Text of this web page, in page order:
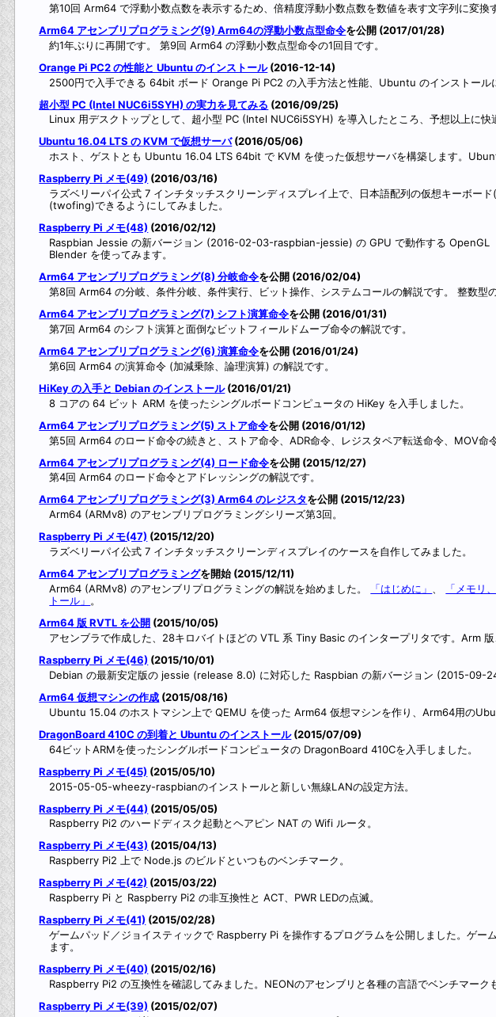
第10回 Arm64 で浮動小数点数を表示するため、倍精度浮動小数点数を数値を表す文字列に変換
Arm64 アセンブリプログラミング(9) Arm64の浮動小数点型命令を公開 (2017/01/28)
約1年ぶりに再開です。 第9回 Arm64 の浮動小数点型命令の1回目です。
Orange Pi PC2 の性能と Ubuntu のインストール(2016-12-14)
2500円で入手できる 64bit ボード Orange Pi PC2 の入手方法と性能、Ubuntu のインストール
超小型 PC (Intel NUC6i5SYH) の実力を見てみる (2016/09/25)
Linux 用デスクトップとして、超小型 PC (Intel NUC6i5SYH) を導入したところ、予想以上に快
Ubuntu 16.04 LTS の KVM で仮想サーバ(2016/05/06)
ホスト、ゲストとも Ubuntu 16.04 LTS 64bit で KVM を使った仮想サーバを構築します。
Raspberry Pi メモ(49) (2016/03/16)
ラズベリーパイ公式 7 インチタッチスクリーンディスプレイ上で、日本語配列の仮想キーボ
(twofing)できるようにしてみました。
Raspberry Pi メモ(48) (2016/02/12)
Raspbian Jessie の新バージョン (2016-02-03-raspbian-jessie) の GPU で動作する OpenGL
Blender を使ってみます。
Arm64 アセンブリプログラミング(8) 分岐命令を公開 (2016/02/04)
第8回 Arm64 の分岐、条件分岐、条件実行、ビット操作、システムコールの解説です。 整数型
Arm64 アセンブリプログラミング(7) シフト演算命令を公開 (2016/01/31)
第7回 Arm64 のシフト演算と面倒なビットフィールドムーブ命令の解説です。
Arm64 アセンブリプログラミング(6) 演算命令を公開 (2016/01/24)
第6回 Arm64 の演算命令 (加減乗除、論理演算) の解説です。
HiKey の入手と Debian のインストール(2016/01/21)
8 コアの 64 ビット ARM を使ったシングルボードコンピュータの HiKey を入手しました。
Arm64 アセンブリプログラミング(5) ストア命令を公開 (2016/01/12)
第5回 Arm64 のロード命令の続きと、ストア命令、ADR命令、レジスタペア転送命令、MOV命
Arm64 アセンブリプログラミング(4) ロード命令を公開 (2015/12/27)
第4回 Arm64 のロード命令とアドレッシングの解説です。
Arm64 アセンブリプログラミング(3) Arm64 のレジスタを公開 (2015/12/23)
Arm64 (ARMv8) のアセンブリプログラミングシリーズ第3回。
Raspberry Pi メモ(47) (2015/12/20)
ラズベリーパイ公式 7 インチタッチスクリーンディスプレイのケースを自作してみました。
Arm64 アセンブリプログラミングを開始 (2015/12/11)
Arm64 (ARMv8) のアセンブリプログラミングの解説を始めました。
「はじめに」 「メモリ
トール」 。
Arm64 版 RVTL を公開 (2015/10/05)
アセンブラで作成した、28キロバイトほどの VTL 系 Tiny Basic のインタープリタです。Arm
Raspberry Pi メモ(46) (2015/10/01)
Debian の最新安定版の jessie (release 8.0) に対応した Raspbian の新バージョン (2015-09-
Arm64 仮想マシンの作成 (2015/08/16)
Ubuntu 15.04 のホストマシン上で QEMU を使った Arm64 仮想マシンを作り、Arm64用の
DragonBoard 410C の到着と Ubuntu のインストール(2015/07/09)
64ビットARMを使ったシングルボードコンピュータの DragonBoard 410Cを入手しました。
Raspberry Pi メモ(45) (2015/05/10)
2015-05-05-wheezy-raspbianのインストールと新しい無線LANの設定方法。
Raspberry Pi メモ(44) (2015/05/05)
Raspberry Pi2 のハードディスク起動とヘアピン NAT の Wifi ルータ。
Raspberry Pi メモ(43) (2015/04/13)
Raspberry Pi2 上で Node.js のビルドといつものベンチマーク。
Raspberry Pi メモ(42) (2015/03/22)
Raspberry Pi と Raspberry Pi2 の非互換性と ACT、PWR LEDの点滅。
Raspberry Pi メモ(41) (2015/02/28)
ゲームパッド／ジョイスティックで Raspberry Pi を操作するプログラムを公開しました。ゲー
ます。
Raspberry Pi メモ(40) (2015/02/16)
Raspberry Pi2 の互換性を確認してみました。NEONのアセンブリと各種の言語でベンチマークも
Raspberry Pi メモ(39) (2015/02/07)